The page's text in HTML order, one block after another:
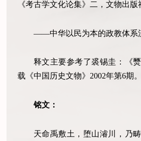
《考古学文化论集》二，文物出版
——中华以民为本的政教体系
释文主要参考了裘锡圭：《
载《中国历史文物》2002年第6期。
铭文：
天命禹敷土，堕山濬川，乃